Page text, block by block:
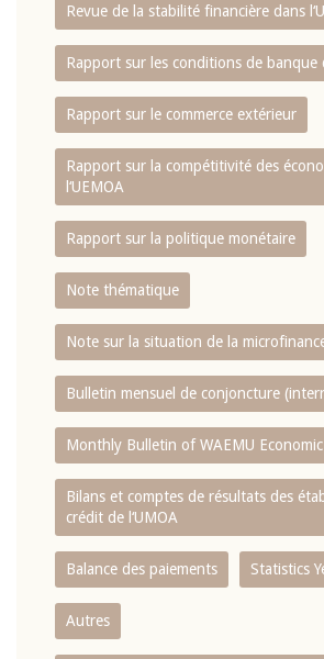
Revue de la stabilité financière dans
Rapport sur les conditions de banque
Rapport sur le commerce extérieur
Rapport sur la compétitivité des
l‘UEMOA
Rapport sur la politique monétaire
Note thématique
Note sur la situation de la
Bulletin mensuel de conjoncture
Monthly Bulletin of WAEMU
Bilans et comptes de résultats des
crédit de l‘UMOA
Balance des paiements Statistics
Autres